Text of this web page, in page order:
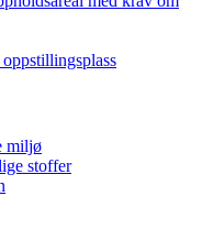
miljø
stoffer